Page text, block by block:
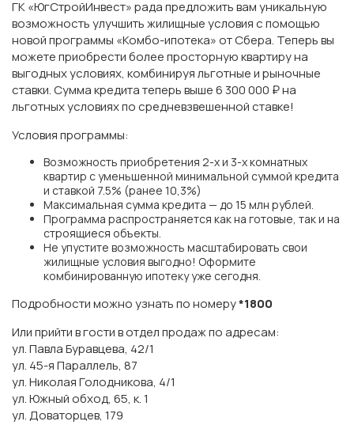
ГК «ЮгСтройИнвест» рада предложить вам уникальную
возможность улучшить жилищные условия с помощью
новой программы «Комбо-ипотека» от Сбера. Теперь вы
можете приобрести более просторную квартиру на
выгодных условиях, комбинируя льготные и рыночные
ставки. Сумма кредита теперь выше 6 300 000 ₽ на
льготных условиях по средневзвешенной ставке!
Условия программы:
Возможность приобретения 2-х и 3-х комнатных
квартир с уменьшенной минимальной суммой кредита
и ставкой 7.5% (ранее 10,3%)
Максимальная сумма кредита — до 15 млн рублей.
Программа распространяется как на готовые, так и на
строящиеся объекты.
Не упустите возможность масштабировать свои
жилищные условия выгодно! Оформите
комбинированную ипотеку уже сегодня.
Подробности можно узнать по номеру*1800
Или прийти в гости в отдел продаж по адресам:
ул. Павла Буравцева, 42/1
ул. 45-я Параллель, 87
ул. Николая Голодникова, 4/1
ул. Южный обход, 65, к. 1
ул. Доваторцев, 179